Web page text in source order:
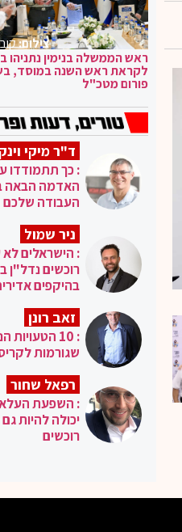
צילום:
ראש הממשלה בנימין נתניהו
לקראת ראש השנה במוסד,
פורום מטכ"ל
ד"ר מיקי
: כך תתמודדו
האדמה הבאה
העבודה שלכם
ניר שמול
: הישראלים לא
רוכשים נדל"ן
בהיקפים
זאב רונן
: 10 הטעויות
שגורמות
רפאל שחור
: השפעת
יכולה להיות
רוכשים